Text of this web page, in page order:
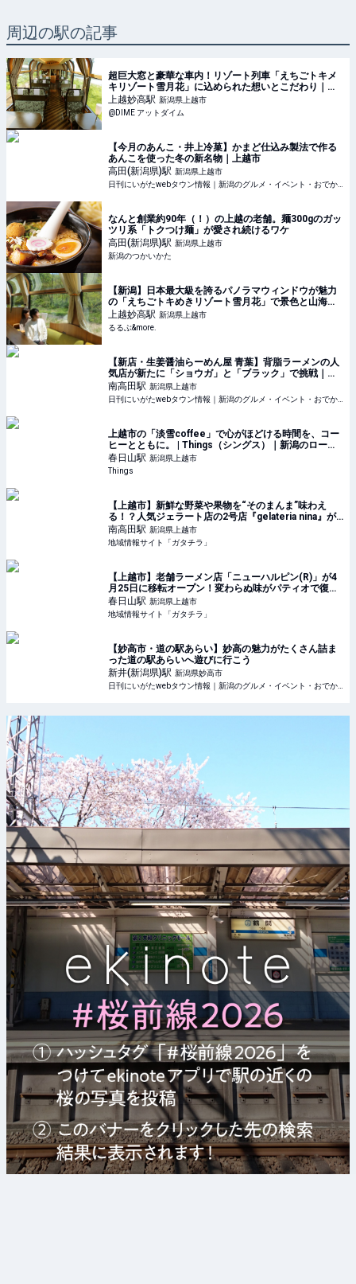
周辺の駅の記事
超巨大窓と豪華な車内！リゾート列車「えちごトキメ
キリゾート雪月花」に込められた想いとこだわり｜
@DIME アットダイム
上越妙高駅 新潟県上越市
@DIME アットダイム
【今月のあんこ・井上冷菓】かまど仕込み製法で作る
あんこを使った冬の新名物｜上越市
高田(新潟県)駅 新潟県上越市
なんと創業約90年（！）の上越の老舗。麺300gのガッ
ツリ系「トクつけ麺」が愛され続けるワケ
高田(新潟県)駅 新潟県上越市
新潟のつかいかた
【新潟】日本最大級を誇るパノラマウィンドウが魅力
の「えちごトキめきリゾート雪月花」で景色と山海の
幸を堪能！｜るるぶ&more.
上越妙高駅 新潟県上越市
るるぶ&more.
【新店・生姜醤油らーめん屋 青葉】背脂ラーメンの人
気店が新たに「ショウガ」と「ブラック」で挑戦｜上
越市
南高田駅 新潟県上越市
上越市の「淡雪coffee」で心がほどける時間を、コー
ヒーとともに。 | Things（シングス）｜新潟のローカ
ルなWebマガジン
春日山駅 新潟県上越市
Things
【上越市】新鮮な野菜や果物を“そのまんま”味わえ
る！？人気ジェラート店の2号店『gelateria nina』が
7月2日にオープン♪シーズン限定のフレーバーを食べに
行こう！ - 地域情報サイト「ガタ
南高田駅 新潟県上越市
地域情報サイト「ガタチラ」
【上越市】老舗ラーメン店「ニューハルピン(R)」が4
月25日に移転オープン！変わらぬ味がパティオで復活♪
- 地域情報サイト「ガタチラ」
春日山駅 新潟県上越市
地域情報サイト「ガタチラ」
【妙高市・道の駅あらい】妙高の魅力がたくさん詰ま
った道の駅あらいへ遊びに行こう
新井(新潟県)駅 新潟県妙高市